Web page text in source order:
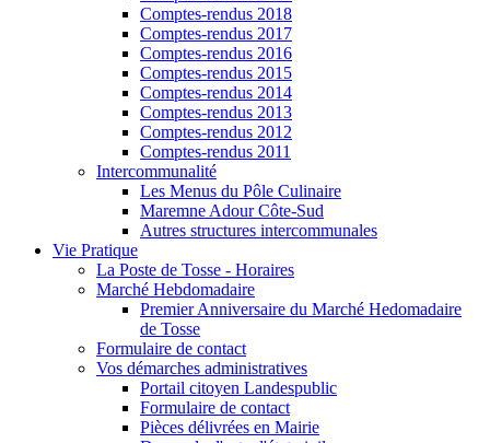
Comptes-rendus 2018
Comptes-rendus 2017
Comptes-rendus 2016
Comptes-rendus 2015
Comptes-rendus 2014
Comptes-rendus 2013
Comptes-rendus 2012
Comptes-rendus 2011
Intercommunalité
Les Menus du Pôle Culinaire
Maremne Adour Côte-Sud
Autres structures intercommunales
Vie Pratique
La Poste de Tosse - Horaires
Marché Hebdomadaire
Premier Anniversaire du Marché Hedomadaire
de Tosse
Formulaire de contact
Vos démarches administratives
Portail citoyen Landespublic
Formulaire de contact
Pièces délivrées en Mairie